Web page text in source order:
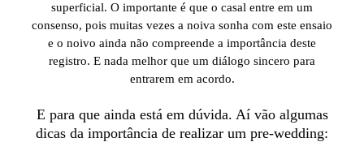
superficial. O importante é que o casal entre em um
consenso, pois muitas vezes a noiva sonha com este ensaio
e o noivo ainda não compreende a importância deste
registro. E nada melhor que um diálogo sincero para
entrarem em acordo.
E para que ainda está em dúvida. Aí vão algumas
dicas da importância de realizar um pre-wedding: